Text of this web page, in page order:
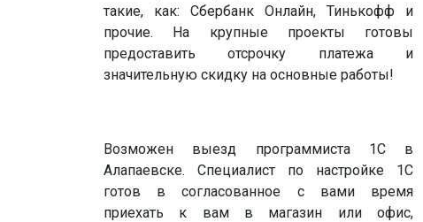
такие, как: Сбербанк Онлайн, Тинькофф и
прочие. На крупные проекты готовы
предоставить отсрочку платежа и
значительную скидку на основные работы!
Возможен выезд программиста 1С в
Алапаевске. Специалист по настройке 1С
готов в согласованное с вами время
приехать к вам в магазин или офис,